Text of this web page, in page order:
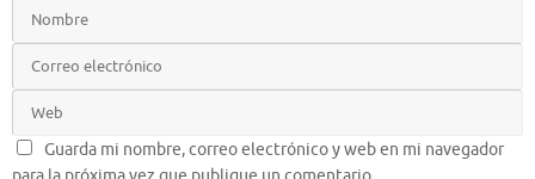
Guarda mi nombre, correo electrónico y web en mi navegador